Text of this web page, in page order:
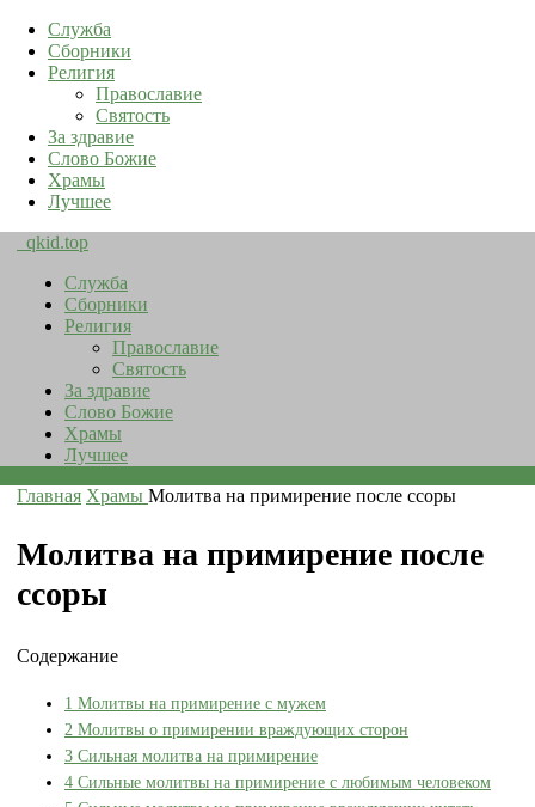
Служба
Сборники
Религия
Православие
Святость
За здравие
Слово Божие
Храмы
Лучшее
qkid.top
Служба
Сборники
Религия
Православие
Святость
За здравие
Слово Божие
Храмы
Лучшее
Главная Храмы Молитва на примирение после ссоры
Молитва на примирение после
ссоры
Содержание
1 Молитвы на примирение с мужем
2 Молитвы о примирении враждующих сторон
3 Сильная молитва на примирение
4 Сильные молитвы на примирение с любимым человеком